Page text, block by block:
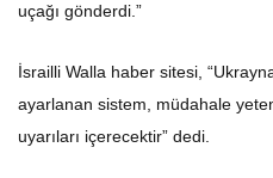
uçağı gönderdi.”
İsrailli Walla haber sitesi,
ayarlanan sistem, müdahale
uyarıları içerecektir” dedi.